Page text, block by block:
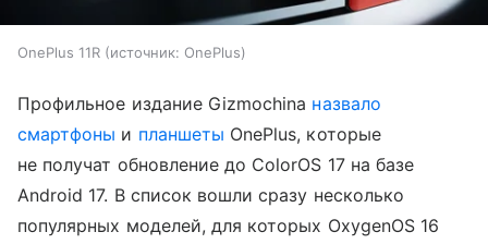
OnePlus 11R источник: OnePlus
Профильное издание Gizmochina назвало
смартфоны и планшеты OnePlus, которые
не получат обновление до ColorOS 17 на базе
Android 17. В список вошли сразу несколько
популярных моделей, для которых OxygenOS 16